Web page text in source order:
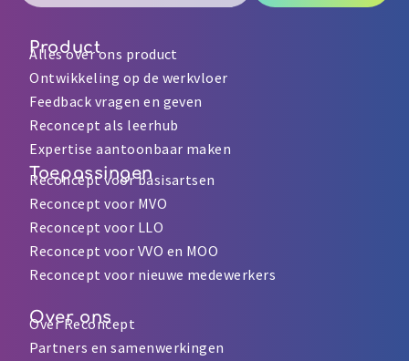
Product
Alles over ons product
Ontwikkeling op de werkvloer
Feedback vragen en geven
Reconcept als leerhub
Expertise aantoonbaar maken
Toepassingen
Reconcept voor basisartsen
Reconcept voor MVO
Reconcept voor LLO
Reconcept voor VVO en MOO
Reconcept voor nieuwe medewerkers
Over ons
Over Reconcept
Partners en samenwerkingen